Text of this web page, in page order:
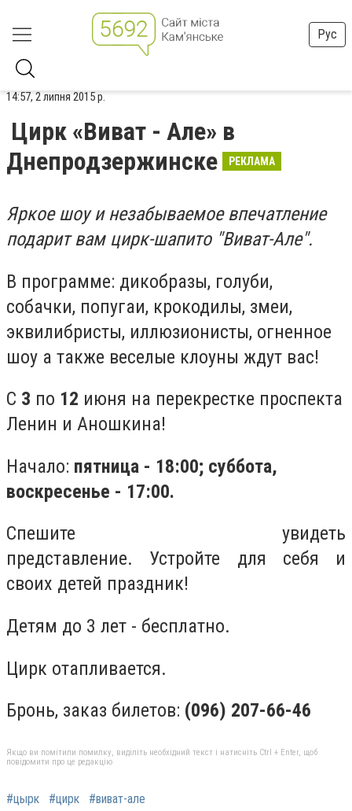
Рус
14:57, 2 липня 2015 р.
Цирк «Виват - Але» в
Днепродзержинске
РЕКЛАМА
Яркое шоу и незабываемое впечатление
подарит вам цирк-шапито "Виват-Але".
В программе: дикобразы, голуби,
собачки, попугаи, крокодилы, змеи,
эквилибристы, иллюзионисты, огненное
шоу а также веселые клоуны ждут вас!
С 3 по 12 июня на перекрестке проспекта
Ленин и Аношкина!
Начало: пятница - 18:00; суббота,
воскресенье - 17:00.
Спешите увидеть
представление. Устройте для себя и
своих детей праздник!
Детям до 3 лет - бесплатно.
Цирк отапливается.
Бронь, заказ билетов: (096) 207-66-46
Якщо ви помітили помилку, виділіть необхідний текст і натисніть Ctrl + Enter, щоб
повідомити про це редакцію
#цырк #цирк #виват-але